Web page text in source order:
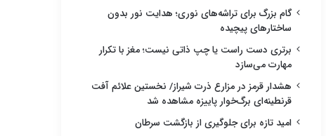
گام بزرگ برای تراشه‌های نوری؛ هدایت نور بدون
ساختارهای پیچیده
برتری دست راست یا چپ ذاتی نیست؛ مغز با تکرار
مهارت می‌سازد
هشدار قرمز در مزارع ذرت شیراز/ نخستین علائم آفت
قرنطینه‌ای برگ‌خوار پاییزه مشاهده شد
امید تازه برای جلوگیری از بازگشت سرطان